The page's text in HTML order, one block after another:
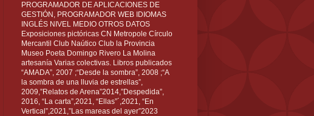
PROGRAMADOR DE APLICACIONES DE
GESTIÓN, PROGRAMADOR WEB IDIOMAS
INGLÉS NIVEL MEDIO OTROS DATOS
Exposiciones pictóricas CN Metropole Círculo
Mercantil Club Naútico Club la Provincia
Museo Poeta Domingo Rivero La Molina
artesanía Varias colectivas. Libros publicados
“AMADA”, 2007 ;“Desde la sombra”, 2008 ;“A
la sombra de una lluvia de estrellas”,
2009,”Relatos de Arena”2014,”Despedida”,
2016, “La carta”,2021, “Ellas”´,2021, “En
Vertical”,2021,”Las mareas del ayer”2023